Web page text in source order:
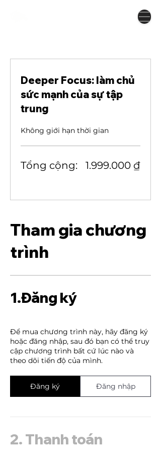
Tham gia chương
trình
1.Đăng ký
Để mua chương trình này, hãy đăng ký
hoặc đăng nhập, sau đó bạn có thể truy
cập chương trình bất cứ lúc nào và
theo dõi tiến độ của mình.
Đăng ký Đăng nhập
2. Thanh toán
Deeper Focus: làm chủ
sức mạnh của sự tập
trung
Không giới hạn thời gian
Tổng cộng: 1.999.000 ₫